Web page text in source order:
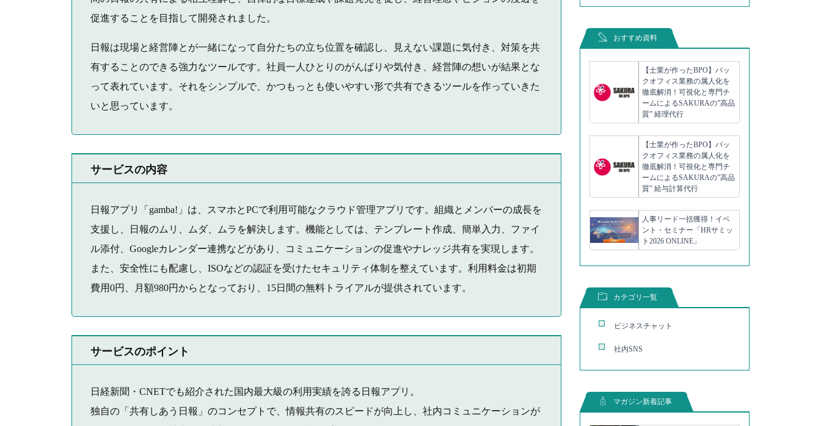
促進することを目指して開発されました。
日報は現場と経営陣とが一緒になって自分たちの立ち位置を確認し、見えない課題に気付き、対策を共
有することのできる強力なツールです。社員一人ひとりのがんばりや気付き、経営陣の想いが結果とな
って表れています。それをシンプルで、かつもっとも使いやすい形で共有できるツールを作っていきた
いと思っています。
サービスの内容
日報アプリ「gamba!」は、スマホとPCで利用可能なクラウド管理アプリです。組織とメンバーの成長を
支援し、日報のムリ、ムダ、ムラを解決します。機能としては、テンプレート作成、簡単入力、ファイ
ル添付、Googleカレンダー連携などがあり、コミュニケーションの促進やナレッジ共有を実現します。
また、安全性にも配慮し、ISOなどの認証を受けたセキュリティ体制を整えています。利用料金は初期
費用0円、月額980円からとなっており、15日間の無料トライアルが提供されています。
サービスのポイント
日経新聞・CNETでも紹介された国内最大級の利用実績を誇る日報アプリ。
独自の「共有しあう日報」のコンセプトで、情報共有のスピードが向上し、社内コミュニケーションが
おすすめ資料
【士業が作ったBPO】バッ
クオフィス業務の属人化を
徹底解消！可視化と専門チ
ームによるSAKURAの”高品
質” 経理代行
【士業が作ったBPO】バッ
クオフィス業務の属人化を
徹底解消！可視化と専門チ
ームによるSAKURAの”高品
質” 給与計算代行
人事リード一括獲得！イベ
ント・セミナー「HRサミッ
ト2026 ONLINE」
カテゴリ一覧
ビジネスチャット
社内SNS
マガジン新着記事